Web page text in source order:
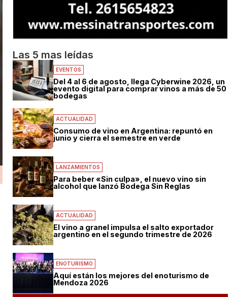
Las 5 mas leídas
EVENTOS
Del 4 al 6 de agosto, llega Cyberwine 2026, un
evento digital para comprar vinos a más de 50
bodegas
ACTUALIDAD
Consumo de vino en Argentina: repuntó en
junio y cierra el semestre en verde
LANZAMIENTOS
Para beber «Sin culpa», el nuevo vino sin
alcohol que lanzó Bodega Sin Reglas
ACTUALIDAD
El vino a granel impulsa el salto exportador
argentino en el segundo trimestre de 2026
ENOTURISMO
Aquí están los mejores del enoturismo de
Mendoza 2026